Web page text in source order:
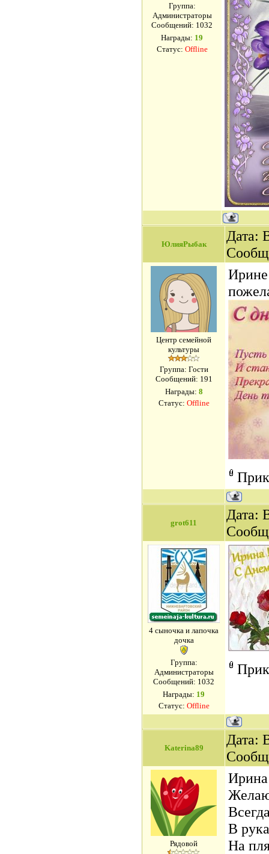
Группа:
Администраторы
Сообщений: 1032
Награды: 19
Статус: Offline
ЮлияРыбак
Дата:
Центр семейной
культуры
Группа: Гости
Сообщений: 191
Награды: 8
Статус: Offline
Ирине
grot611
Дата:
4 сыночка и лапочка
дочка
Группа:
Администраторы
Сообщений: 1032
Награды: 19
Статус: Offline
Katerina89
Дата:
Рядовой
В
На